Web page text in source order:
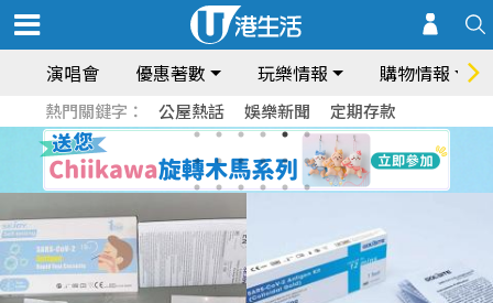
演唱會 優惠著數 玩樂情報 購物情報
熱門關鍵字： 公屋熱話 娛樂新聞 定期存款